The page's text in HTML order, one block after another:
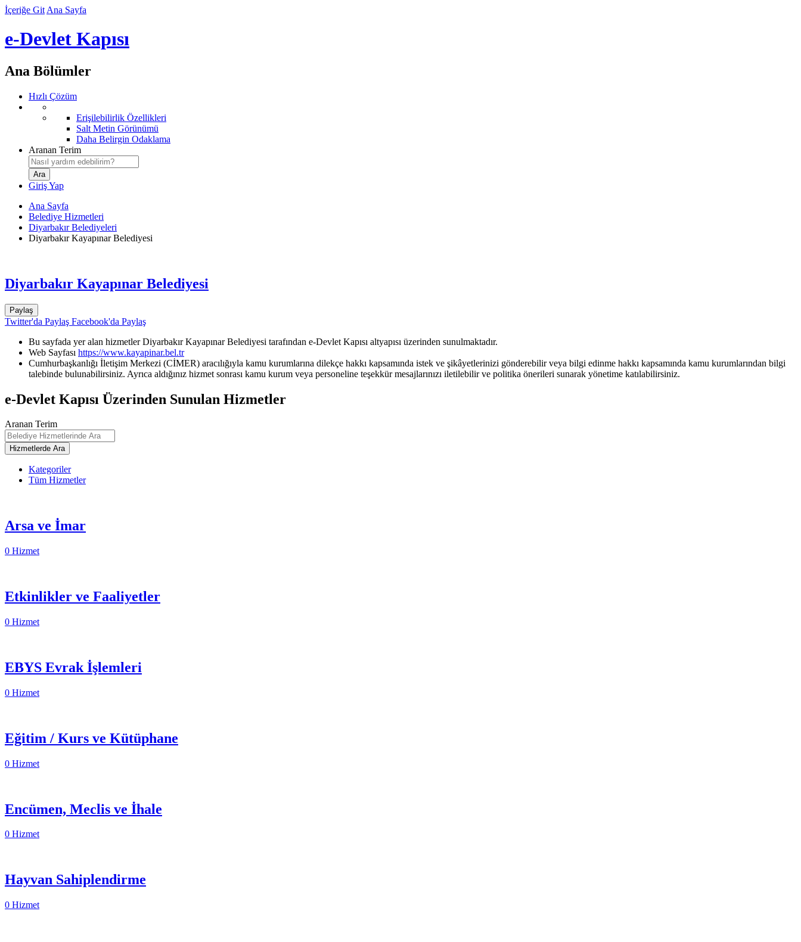
İçeriğe Git Ana Sayfa
e-Devlet Kapısı
Ana Bölümler
Hızlı Çözüm
Erişilebilirlik Özellikleri
Salt Metin Görünümü
Daha Belirgin Odaklama
Aranan Terim
Giriş Yap
Ana Sayfa
Belediye Hizmetleri
Diyarbakır Belediyeleri
Diyarbakır Kayapınar Belediyesi
Diyarbakır Kayapınar Belediyesi
Paylaş
Twitter'da Paylaş Facebook'da Paylaş
Bu sayfada yer alan hizmetler Diyarbakır Kayapınar Belediyesi tarafından e-Devlet Kapısı altyapısı üzerinden sunulmaktadır.
Web Sayfası https://www.kayapinar.bel.tr
Cumhurbaşkanlığı İletişim Merkezi (CİMER) aracılığıyla kamu kurumlarına dilekçe hakkı kapsamında istek ve şikâyetlerinizi gönderebilir veya bilgi edinme hakkı kapsamında kamu kurumlarından bilgi
talebinde bulunabilirsiniz. Ayrıca aldığınız hizmet sonrası kamu kurum veya personeline teşekkür mesajlarınızı iletilebilir ve politika önerileri sunarak yönetime katılabilirsiniz.
e-Devlet Kapısı Üzerinden Sunulan Hizmetler
Aranan Terim
Kategoriler
Tüm Hizmetler
Arsa ve İmar
0 Hizmet
Etkinlikler ve Faaliyetler
0 Hizmet
EBYS Evrak İşlemleri
0 Hizmet
Eğitim / Kurs ve Kütüphane
0 Hizmet
Encümen, Meclis ve İhale
0 Hizmet
Hayvan Sahiplendirme
0 Hizmet